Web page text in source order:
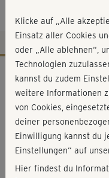
Einfach Yoga
Workout-Facts
leicht
48 Min
108 kcal
Stefanie Rohr
Matte, Blöcke
Klicke auf „Alle
Einsatz aller Cookies
oder „Alle ablehnen“,
Technologien
kannst du zudem
weitere Informationen
von Cookies,
deiner
Einwilligung kannst du
Einstellungen“ auf
Hier findest du